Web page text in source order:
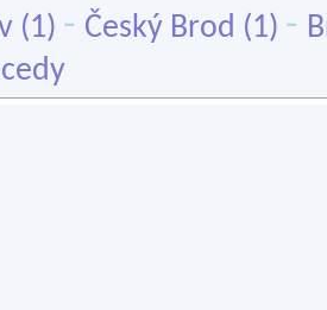
(1) - Český Brod (1) -